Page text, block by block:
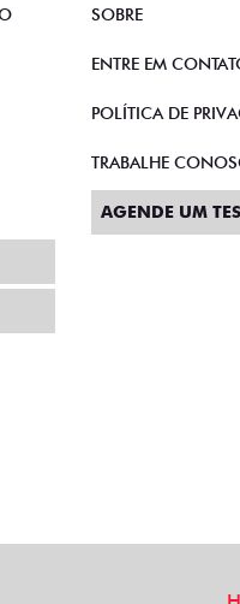
SOBRE
ENTRE EM
POLÍTICA DE
TRABALHE
AGENDE UM